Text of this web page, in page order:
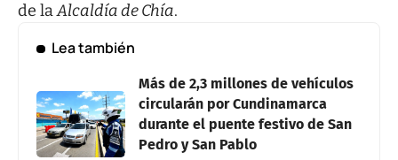
de laAlcaldía de Chía.
Lea también
Más de 2,3 millones de vehículos
circularán por Cundinamarca
durante el puente festivo de San
Pedro y San Pablo